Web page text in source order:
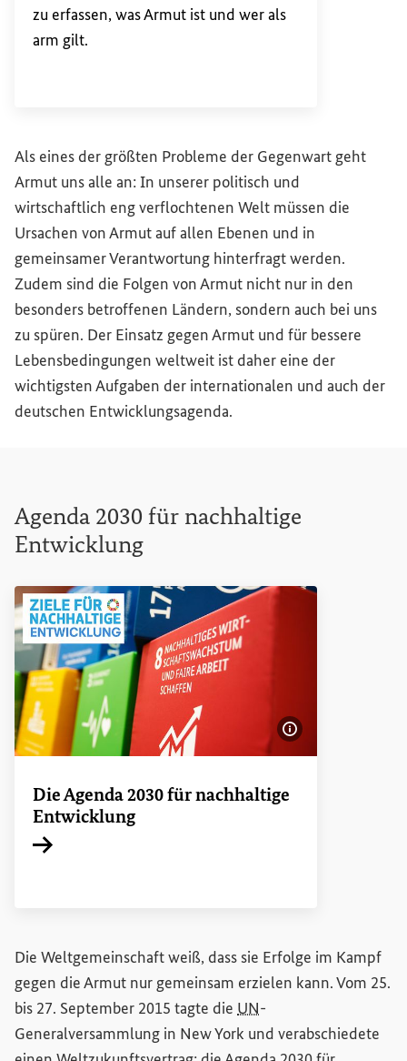
zu erfassen, was Armut ist und wer als
arm gilt.
Als eines der größten Probleme der Gegenwart geht
Armut uns alle an: In unserer politisch und
wirtschaftlich eng verflochtenen Welt müssen die
Ursachen von Armut auf allen Ebenen und in
gemeinsamer Verantwortung hinterfragt werden.
Zudem sind die Folgen von Armut nicht nur in den
besonders betroffenen Ländern, sondern auch bei uns
zu spüren. Der Einsatz gegen Armut und für bessere
Lebensbedingungen weltweit ist daher eine der
wichtigsten Aufgaben der internationalen und auch der
deutschen Entwicklungsagenda.
Agenda 2030 für nachhaltige
Entwicklung
Die Agenda 2030 für nachhaltige
Entwicklung
Die Weltgemeinschaft weiß, dass sie Erfolge im Kampf
gegen die Armut nur gemeinsam erzielen kann. Vom 25.
bis 27. September 2015 tagte die UN-
Generalversammlung in New York und verabschiedete